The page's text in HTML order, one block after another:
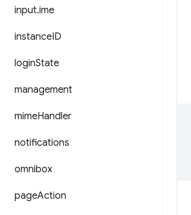
input.ime
instanceID
loginState
management
mimeHandler
notifications
omnibox
pageAction